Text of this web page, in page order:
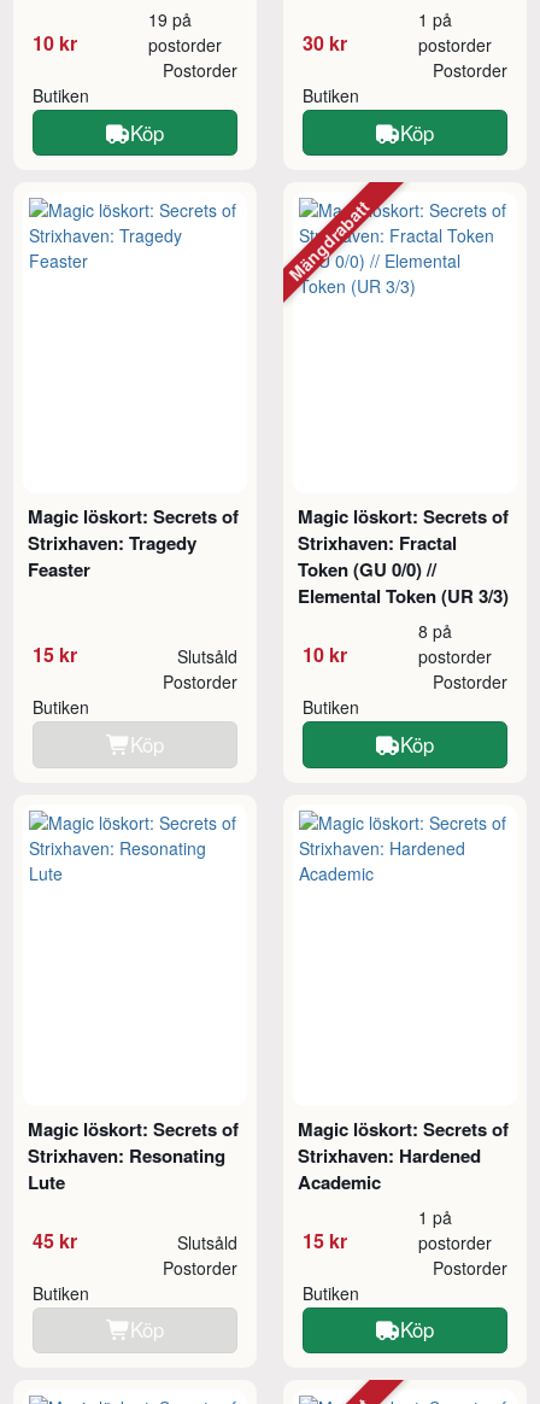
10 kr
19 på
postorder
Butiken
Postorder
Köp
30 kr
1 på
postorder
Butiken
Postorder
Köp
Magic löskort: Secrets of
Strixhaven: Tragedy
Feaster
15 kr Slutsåld
Butiken
Postorder
Köp
Magic löskort: Secrets of
Strixhaven: Fractal
Token (GU 0/0) //
Elemental Token (UR 3/3)
10 kr
8 på
postorder
Butiken
Postorder
Köp
Mängdrabatt
Magic löskort: Secrets of
Strixhaven: Resonating
Lute
45 kr Slutsåld
Butiken
Postorder
Köp
Magic löskort: Secrets of
Strixhaven: Hardened
Academic
15 kr
1 på
postorder
Butiken
Postorder
Köp